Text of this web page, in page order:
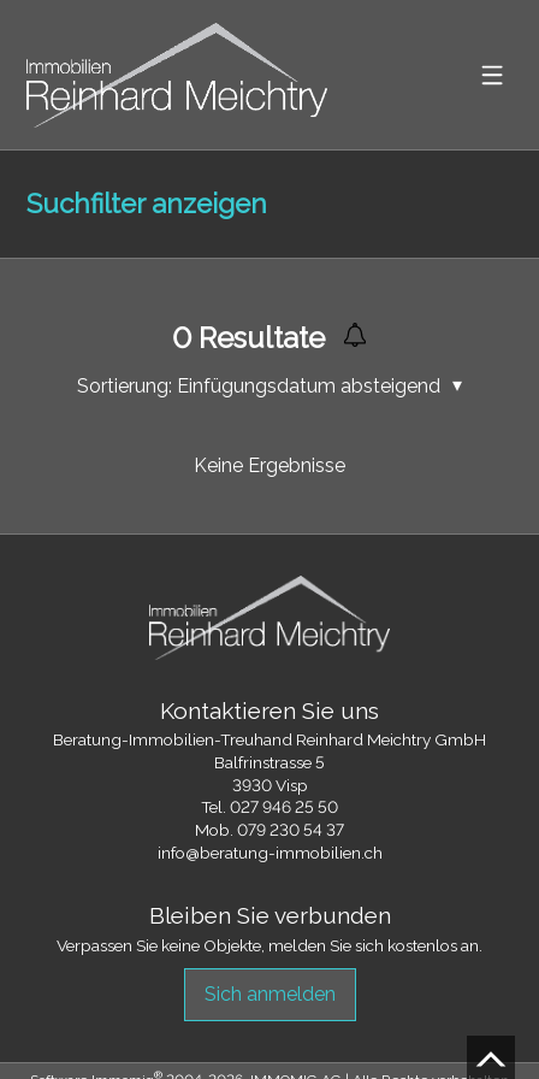
Suchfilter anzeigen
0Resultate
Sortierung: Einfügungsdatum absteigend
Keine Ergebnisse
Kontaktieren Sie uns
Beratung-Immobilien-Treuhand Reinhard Meichtry GmbH
Balfrinstrasse 5
3930 Visp
Tel. 027 946 25 50
Mob. 079 230 54 37
info@beratung-immobilien.ch
Bleiben Sie verbunden
Verpassen Sie keine Objekte, melden Sie sich kostenlos an.
Sich anmelden
®